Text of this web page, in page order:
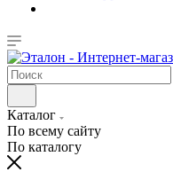
Каталог
По всему сайту
По каталогу